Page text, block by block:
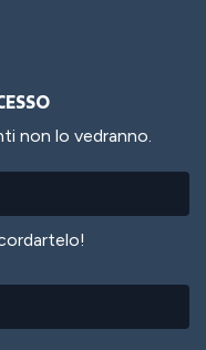
non lo vedranno.